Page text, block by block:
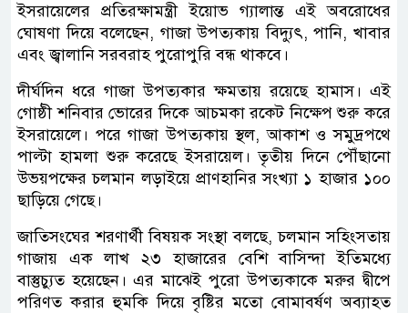
ইসরায়েলের প্রতিরক্ষামন্ত্রী ইয়োভ গ্যালান্ত এই অবরোধের
ঘোষণা দিয়ে বলেছেন, গাজা উপত্যকায় বিদ্যুৎ, পানি, খাবার
এবং জ্বালানি সরবরাহ পুরোপুরি বন্ধ থাকবে।
দীর্ঘদিন ধরে গাজা উপত্যকার ক্ষমতায় রয়েছে হামাস। এই
গোষ্ঠী শনিবার ভোরের দিকে আচমকা রকেট নিক্ষেপ শুরু করে
ইসরায়েলে। পরে গাজা উপত্যকায় স্থল, আকাশ ও সমুদ্রপথে
পাল্টা হামলা শুরু করেছে ইসরায়েল। তৃতীয় দিনে পৌঁছানো
উভয়পক্ষের চলমান লড়াইয়ে প্রাণহানির সংখ্যা ১ হাজার ১০০
ছাড়িয়ে গেছে।
জাতিসংঘের শরণার্থী বিষয়ক সংস্থা বলছে, চলমান সহিংসতায়
গাজায় এক লাখ ২৩ হাজারের বেশি বাসিন্দা ইতিমধ্যে
বাস্তুচ্যুত হয়েছেন। এর মাঝেই পুরো উপত্যকাকে মরুর দ্বীপে
পরিণত করার হুমকি দিয়ে বৃষ্টির মতো বোমাবর্ষণ অব্যাহত